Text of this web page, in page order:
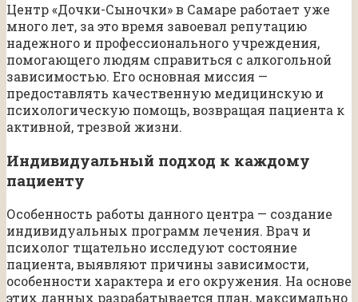
Центр «Дочки-Сыночки» в Самаре работает уже
много лет, за это время завоевал репутацию
надежного и профессионального учреждения,
помогающего людям справиться с алкогольной
зависимостью. Его основная миссия —
предоставлять качественную медицинскую и
психологическую помощь, возвращая пациента к
активной, трезвой жизни.
Индивидуальный подход к каждому
пациенту
Особенность работы данного центра — создание
индивидуальных программ лечения. Врач и
психолог тщательно исследуют состояние
пациента, выявляют причины зависимости,
особенности характера и его окружения. На основе
этих данных разрабатывается план, максимально